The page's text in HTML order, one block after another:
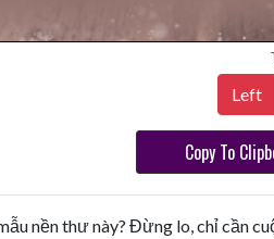
Left
Copy To
nền thư này? Đừng lo, chỉ cần